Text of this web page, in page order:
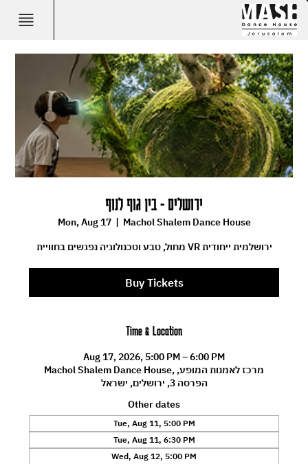
ירושלים - בין גוף לנוף
Mon, Aug 17
  |
Machol Shalem Dance House
מחול, טבע וטכנולוגיה נפגשים בחוויית VR ירושלמית ייחודית
Buy Tickets
Time & Location
Aug 17, 2026, 5:00 PM – 6:00 PM
Machol Shalem Dance House, מרכז לאמנות המופע,
הפרסה 3, ירושלים, ישראל
Other dates
Tue, Aug 11, 5:00 PM
Tue, Aug 11, 6:30 PM
Wed, Aug 12, 5:00 PM